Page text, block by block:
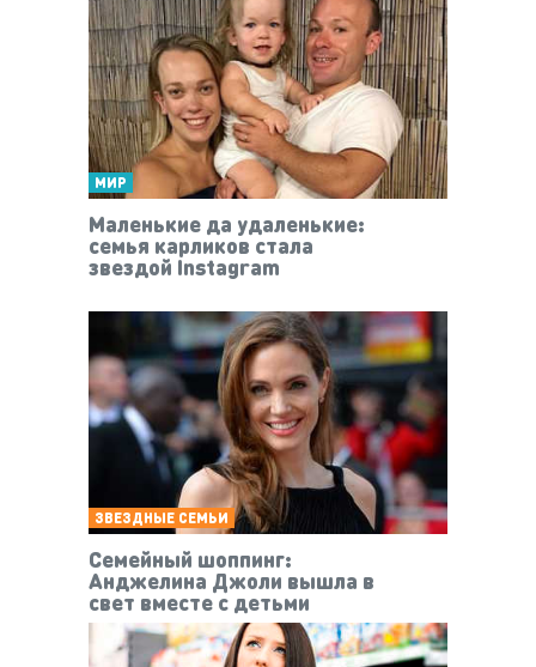
МИР
Маленькие да удаленькие:
семья карликов стала
звездой Instagram
ЗВЕЗДНЫЕ СЕМЬИ
Семейный шоппинг:
Анджелина Джоли вышла в
свет вместе с детьми